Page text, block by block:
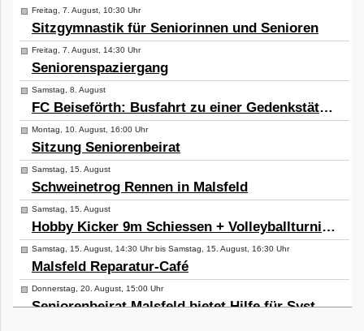
Freitag, 7. August, 10:30 Uhr
Sitzgymnastik für Seniorinnen und Senioren
Freitag, 7. August, 14:30 Uhr
Seniorenspaziergang
Samstag, 8. August
FC Beiseförth: Busfahrt zu einer Gedenkstätte mit kleiner Wanderung
Montag, 10. August, 16:00 Uhr
Sitzung Seniorenbeirat
Samstag, 15. August
Schweinetrog Rennen in Malsfeld
Samstag, 15. August
Hobby Kicker 9m Schiessen + Volleyballturnier in Elfershausen
Samstag, 15. August, 14:30 Uhr bis Samstag, 15. August, 16:30 Uhr
Malsfeld Reparatur-Café
Donnerstag, 20. August, 15:00 Uhr
Seniorenbeirat Malsfeld bietet Hilfe für Systamwechsel von Windows auf Linux an